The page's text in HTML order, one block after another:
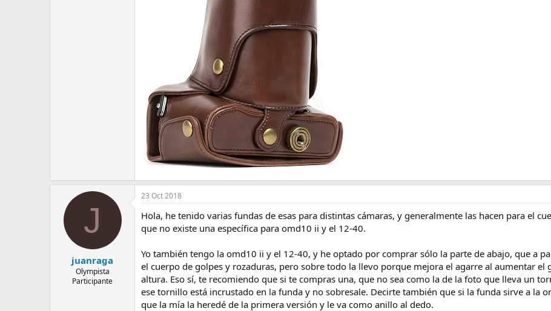
J
juanraga
Olympista
Participante
23 Oct 2018
Hola, he tenido varias fundas de esas para distintas cámaras, y generalmente las hacen para el
que no existe una específica para omd10 ii y el 12-40.
Yo también tengo la omd10 ii y el 12-40, y he optado por comprar sólo la parte de abajo, que a
el cuerpo de golpes y rozaduras, pero sobre todo la llevo porque mejora el agarre al aumentar
altura. Eso sí, te recomiendo que si te compras una, que no sea como la de la foto que lleva un
ese tornillo está incrustado en la funda y no sobresale. Decirte también que si la funda sirve a la
que la mía la heredé de la primera versión y le va como anillo al dedo.